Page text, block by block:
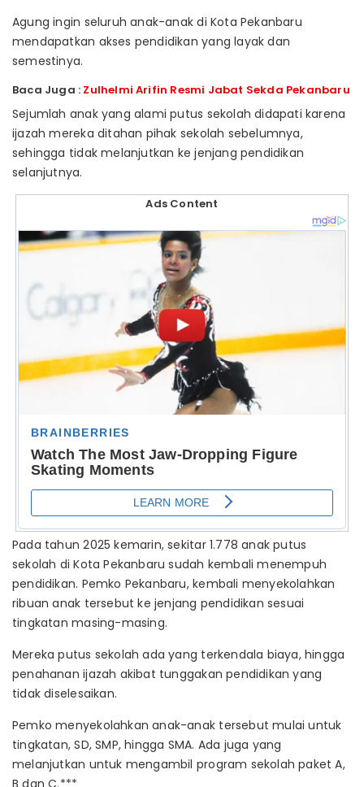
Agung ingin seluruh anak-anak di Kota Pekanbaru
mendapatkan akses pendidikan yang layak dan
semestinya.
Baca Juga : Zulhelmi Arifin Resmi Jabat Sekda Pekanbaru
Sejumlah anak yang alami putus sekolah didapati karena
ijazah mereka ditahan pihak sekolah sebelumnya,
sehingga tidak melanjutkan ke jenjang pendidikan
selanjutnya.
Ads Content
Pada tahun 2025 kemarin, sekitar 1.778 anak putus
sekolah di Kota Pekanbaru sudah kembali menempuh
pendidikan. Pemko Pekanbaru, kembali menyekolahkan
ribuan anak tersebut ke jenjang pendidikan sesuai
tingkatan masing-masing.
Mereka putus sekolah ada yang terkendala biaya, hingga
penahanan ijazah akibat tunggakan pendidikan yang
tidak diselesaikan.
Pemko menyekolahkan anak-anak tersebut mulai untuk
tingkatan, SD, SMP, hingga SMA. Ada juga yang
melanjutkan untuk mengambil program sekolah paket A,